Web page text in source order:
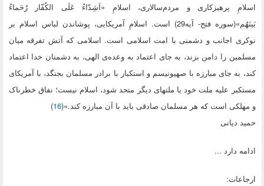
اسلامِ پرهیزکاری و مردم‌سالاری، اسلامِ «اَشِدّاءُ عَلَی الکُفّار رُحَماءُ
بَینَهُم»(سوره فتح- آیه29) است. اسلامِ آمریکایی، پوشاندن لباس اسلام بر
نوکری اجانب و دشمنی با امت اسلامی است. اسلامی که آتش تفرقه میان
مسلمین را دامن بزند، به جای اعتماد به وعده‌ی الهی، به دشمنان خدا اعتماد
کند، به جای مبارزه با صهیونیسم و استکبار با برادر مسلمان بجنگد، با آمریکای
مستکبر علیه ملت خود یا ملتهای دیگر متحد شود، اسلام نیست؛ نفاق خطرناک
و مهلکی است که هر مسلمان صادقی باید با آن مبارزه کند.»(16
)
حمید دیانی
ادامه دارد ...
ارجاعات: